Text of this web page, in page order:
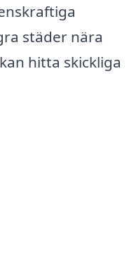
städer nära
hitta skickliga